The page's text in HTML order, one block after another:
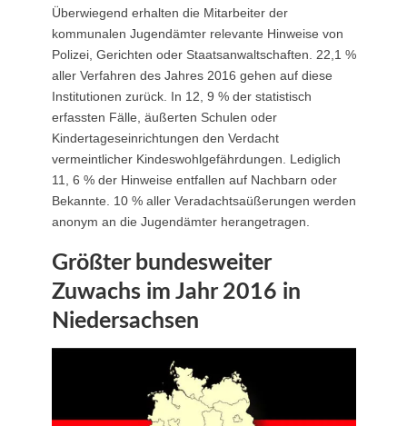
Überwiegend erhalten die Mitarbeiter der
kommunalen Jugendämter relevante Hinweise von
Polizei, Gerichten oder Staatsanwaltschaften. 22,1 %
aller Verfahren des Jahres 2016 gehen auf diese
Institutionen zurück. In 12, 9 % der statistisch
erfassten Fälle, äußerten Schulen oder
Kindertageseinrichtungen den Verdacht
vermeintlicher Kindeswohlgefährdungen. Lediglich
11, 6 % der Hinweise entfallen auf Nachbarn oder
Bekannte. 10 % aller Veradachtsaüßerungen werden
anonym an die Jugendämter herangetragen.
Größter bundesweiter
Zuwachs im Jahr 2016 in
Niedersachsen